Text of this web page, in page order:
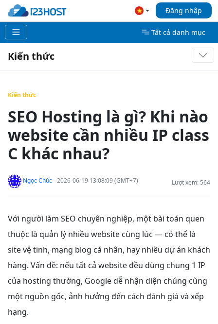
Đăng nhập
Tất cả danh mục
Kiến thức
Kiến thức
SEO Hosting là gì? Khi nào
website cần nhiều IP class
C khác nhau?
Lượt xem: 564
Ngọc Chúc- 2026-06-19 13:08:09 (GMT+7)
Với người làm SEO chuyên nghiệp, một bài toán quen
thuộc là quản lý nhiều website cùng lúc — có thể là
site vệ tinh, mạng blog cá nhân, hay nhiều dự án khách
hàng. Vấn đề: nếu tất cả website đều dùng chung 1 IP
của hosting thường, Google dễ nhận diện chúng cùng
một nguồn gốc, ảnh hưởng đến cách đánh giá và xếp
hạng.